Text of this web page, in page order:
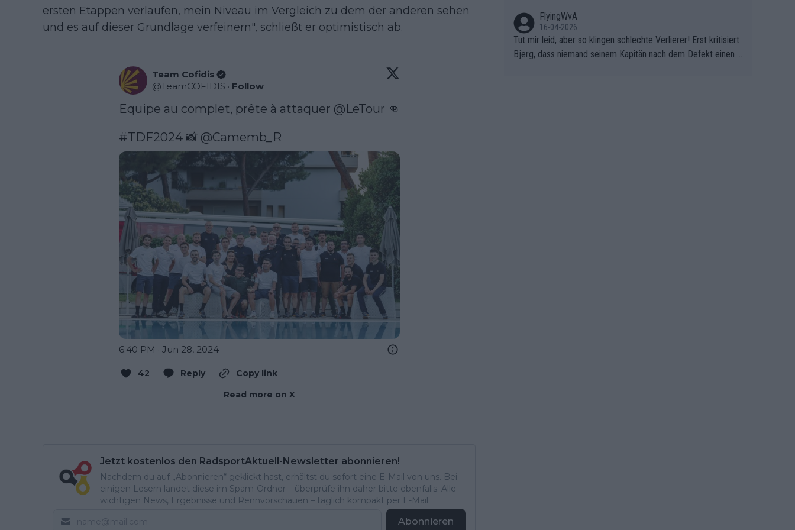
ersten Etappen verlaufen, mein Niveau im Vergleich zu dem der anderen sehen
und es auf dieser Grundlage verfeinern", schließt er optimistisch ab.
Team Cofidis
@TeamCOFIDIS · Follow
Equipe au complet, prête à attaquer @LeTour 👊
#TDF2024 📸 @Camemb_R
6:40 PM · Jun 28, 2024
42 Reply
Copy link
Read more on X
Jetzt kostenlos den RadsportAktuell-Newsletter abonnieren!
Nachdem du auf „Abonnieren“ geklickt hast, erhältst du sofort eine E-Mail von uns. Bei
einigen Lesern landet diese im Spam-Ordner – überprüfe ihn daher bitte ebenfalls. Alle
wichtigen News, Ergebnisse und Rennvorschauen – täglich kompakt per E-Mail.
Abonnieren
FlyingWvA
16-04-2026
Tut mir leid, aber so klingen schlechte Verlierer! Erst kritisiert
Bjerg, dass niemand seinem Kapitän nach dem Defekt einen r